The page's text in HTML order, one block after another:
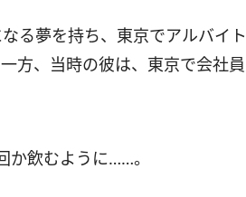
る夢を持ち、東京でアルバイト
方、当時の彼は、東京で会社員
か飲むように……。